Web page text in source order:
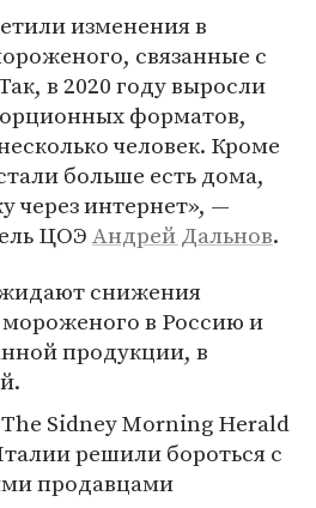
изменения в
связанные с
в 2020 году выросли
форматов,
человек. Кроме
больше есть дома,
через интернет», —
ЦОЭАндрей Дальнов.
снижения
в Россию и
продукции, в
Sidney Morning Herald
решили бороться с
продавцами